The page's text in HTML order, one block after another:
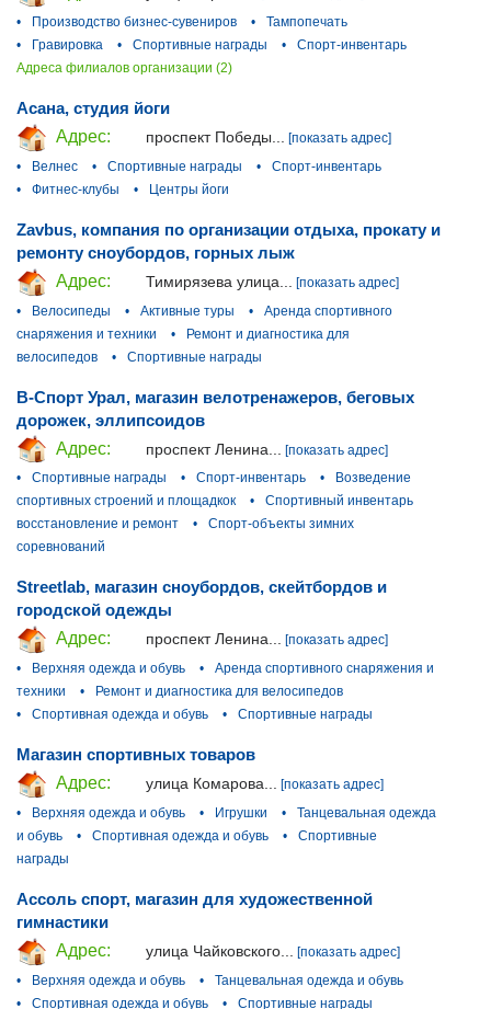
•
Производство бизнес-сувениров •
Тампопечать
•
Гравировка • Спортивные награды •
Спорт-инвентарь
Адреса филиалов организации (2)
Асана, студия йоги
Адрес:
проспект Победы...
[показать адрес]
•
Велнес • Спортивные награды •
Спорт-инвентарь
•
Фитнес-клубы • Центры йоги
Zavbus, компания по организации отдыха, прокату и
ремонту сноубордов, горных лыж
Адрес:
Тимирязева улица...
[показать адрес]
•
Велосипеды • Активные туры •
Аренда спортивного
снаряжения и техники
•
Ремонт и диагностика для
велосипедов
• Спортивные награды
В-Спорт Урал, магазин велотренажеров, беговых
дорожек, эллипсоидов
Адрес:
проспект Ленина...
[показать адрес]
•
Спортивные награды • Спорт-инвентарь •
Возведение
спортивных строений и площадкок
•
Спортивный инвентарь
восстановление и ремонт
•
Спорт-объекты зимних
соревнований
Streetlab, магазин сноубордов, скейтбордов и
городской одежды
Адрес:
проспект Ленина... [показать адрес]
•
Верхняя одежда и обувь •
Аренда спортивного снаряжения и
техники
•
Ремонт и диагностика для велосипедов
•
Спортивная одежда и обувь • Спортивные награды
Магазин спортивных товаров
Адрес:
улица Комарова...
[показать адрес]
•
Верхняя одежда и обувь • Игрушки •
Танцевальная одежда
и обувь
• Спортивная одежда и обувь •
Спортивные
награды
Ассоль спорт, магазин для художественной
гимнастики
Адрес:
улица Чайковского...
[показать адрес]
•
Верхняя одежда и обувь •
Танцевальная одежда и обувь
•
Спортивная одежда и обувь •
Спортивные награды